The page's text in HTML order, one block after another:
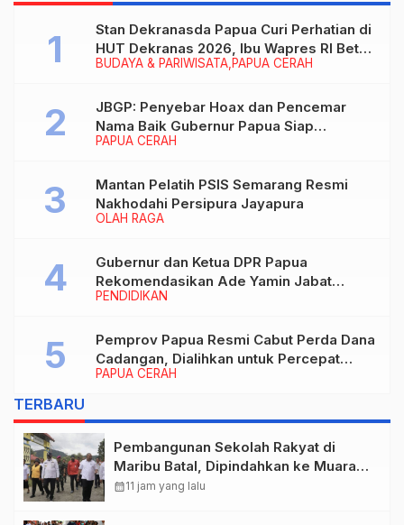
BUDAYA & PARIWISATA PAPUA CERAH
Stan Dekranasda Papua Curi Perhatian di
HUT Dekranas 2026, Ibu Wapres RI Betah
Menikmati Karya Perajin
PAPUA CERAH
JBGP: Penyebar Hoax dan Pencemar
Nama Baik Gubernur Papua Siap
Berhadapan dengan Hukum!
OLAH RAGA
Mantan Pelatih PSIS Semarang Resmi
Nakhodahi Persipura Jayapura
PENDIDIKAN
Gubernur dan Ketua DPR Papua
Rekomendasikan Ade Yamin Jabat
Rektor IAIN Fattahul Muluk Papua
PAPUA CERAH
Pemprov Papua Resmi Cabut Perda Dana
Cadangan, Dialihkan untuk Percepat
Pembangunan dan Layanan Publik
TERBARU
Pembangunan Sekolah Rakyat di
Maribu Batal, Dipindahkan ke Muara
Tami, Ini Sebabnya
calendar_month11 jam yang lalu